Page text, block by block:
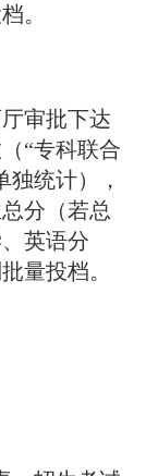
。
审批下达
“专科联合
统计），
分（若总
英语分
量投档。